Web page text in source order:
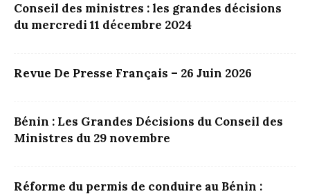
Conseil des ministres : les grandes décisions
du mercredi 11 décembre 2024
Revue De Presse Français – 26 Juin 2026
Bénin : Les Grandes Décisions du Conseil des
Ministres du 29 novembre
Réforme du permis de conduire au Bénin :